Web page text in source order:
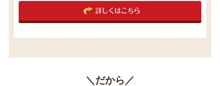
詳しくはこちら
＼だから／